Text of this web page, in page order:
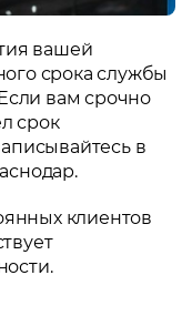
вашей
срока службы
вам срочно
срок
в
клиентов